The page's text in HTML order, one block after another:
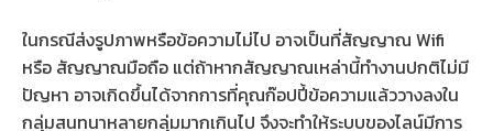
ในกรณีส่งรูปภาพหรือข้อความไม่ไป อาจเป็นที่สัญญาณ Wifi
หรือ สัญญาณมือถือ แต่ถ้าหากสัญญาณเหล่านี้ทำงานปกติไม่มี
ปัญหา อาจเกิดขึ้นได้จากการที่คุณก๊อปปี้ข้อความแล้ววางลงใน
กลุ่มสนทนาหลายกลุ่มมากเกินไป จึงจะทำให้ระบบของไลน์มีการ